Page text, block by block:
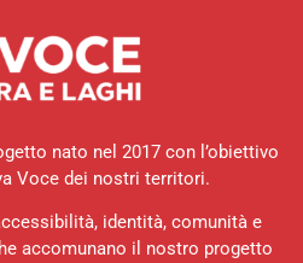
nato nel 2017 con l’obiettivo
Voce dei nostri territori.
identità, comunità e
accomunano il nostro progetto